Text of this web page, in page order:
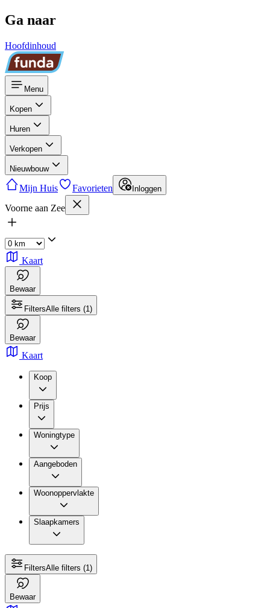
Ga naar
Hoofdinhoud
Menu
Kopen
Huren
Verkopen
Nieuwbouw
Mijn Huis Favorieten Inloggen
Voorne aan Zee
Kaart
Bewaar
FiltersAlle filters (1)
Bewaar
Kaart
Koop
Prijs
Woningtype
Aangeboden
Woonoppervlakte
Slaapkamers
FiltersAlle filters (1)
Bewaar